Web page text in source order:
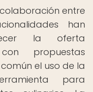
entre
han
la oferta
propuestas
el uso de la
para